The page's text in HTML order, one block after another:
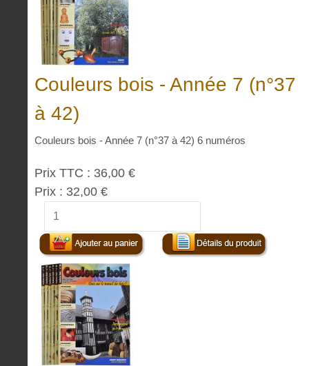
Couleurs bois - Année 7 (n°37
à 42)
Couleurs bois - Année 7 (n°37 à 42) 6 numéros
Prix TTC : 36,00 €
Prix : 32,00 €